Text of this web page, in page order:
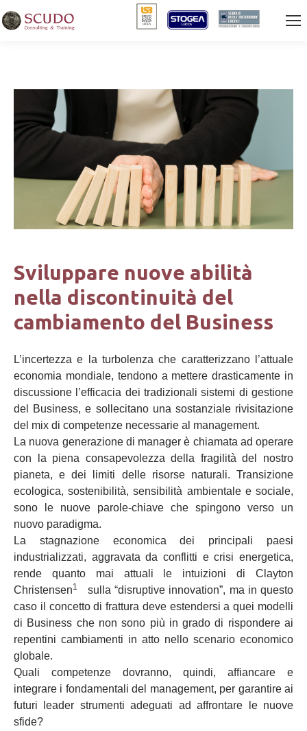
Sviluppare nuove abilità
nella discontinuità del
cambiamento del Business
L’incertezza e la turbolenza che caratterizzano l’attuale
economia mondiale, tendono a mettere drasticamente in
discussione l’efficacia dei tradizionali sistemi di gestione
del Business, e sollecitano una sostanziale rivisitazione
del mix di competenze necessarie al management.
La nuova generazione di manager è chiamata ad operare
con la piena consapevolezza della fragilità del nostro
pianeta, e dei limiti delle risorse naturali. Transizione
ecologica, sostenibilità, sensibilità ambientale e sociale,
sono le nuove parole-chiave che spingono verso un
nuovo paradigma.
La stagnazione economica dei principali paesi
industrializzati, aggravata da conflitti e crisi energetica,
rende quanto mai attuali le intuizioni di Clayton
Christensen1
sulla “disruptive innovation”, ma in questo
caso il concetto di frattura deve estendersi a quei modelli
di Business che non sono più in grado di rispondere ai
repentini cambiamenti in atto nello scenario economico
globale.
Quali competenze dovranno, quindi, affiancare e
integrare i fondamentali del management, per garantire ai
futuri leader strumenti adeguati ad affrontare le nuove
sfide?